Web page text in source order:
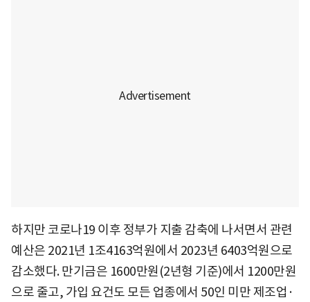
하지만 코로나19 이후 정부가 지출 감축에 나서면서 관련
예산은 2021년 1조4163억원에서 2023년 6403억원으로
감소했다. 만기금은 1600만원(2년형 기준)에서 1200만원
으로 줄고, 가입 요건도 모든 업종에서 50인 미만 제조업·